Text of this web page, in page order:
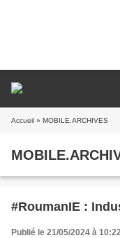
Accueil » MOBILE.ARCHIVES
#RoumanIE :
Publié le 21/05/2024 à